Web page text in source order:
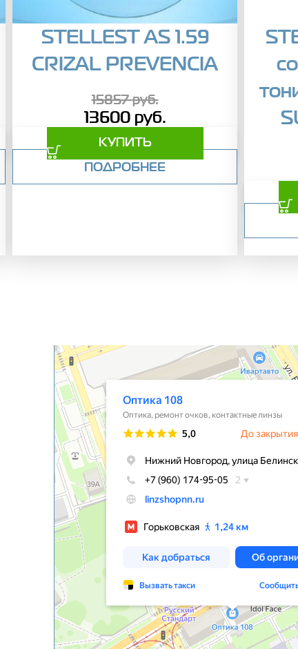
STELLEST AS 1.59
CRIZAL PREVENCIA
15857руб.
13600 руб.
КУПИТЬ
ПОДРОБНЕЕ